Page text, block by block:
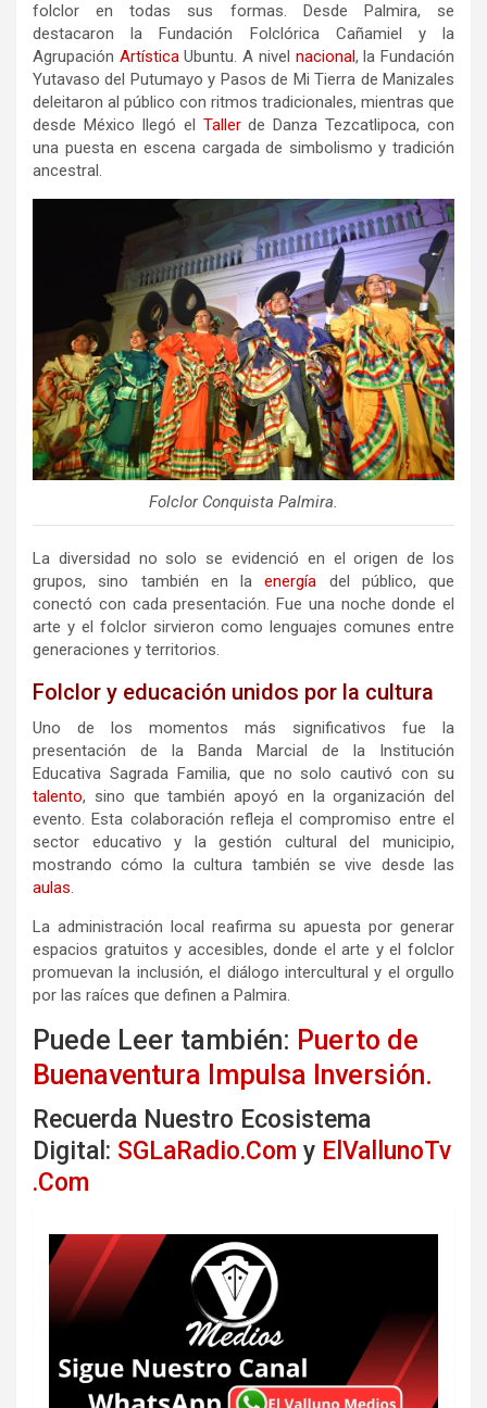
folclor en todas sus formas. Desde Palmira, se
destacaron la Fundación Folclórica Cañamiel y la
Agrupación ArtísticaUbuntu. A nivel nacional, la Fundación
Yutavaso del Putumayo y Pasos de Mi Tierra de Manizales
deleitaron al público con ritmos tradicionales, mientras que
desde México llegó el Tallerde Danza Tezcatlipoca, con
una puesta en escena cargada de simbolismo y tradición
ancestral.
Folclor Conquista Palmira.
La diversidad no solo se evidenció en el origen de los
grupos, sino también en laenergía del público, que
conectó con cada presentación. Fue una noche donde el
arte y el folclor sirvieron como lenguajes comunes entre
generaciones y territorios.
Folclor y educación unidos por la cultura
Uno de los momentos más significativos fue la
presentación de la Banda Marcial de la Institución
Educativa Sagrada Familia, que no solo cautivó con su
talento, sino que también apoyó en la organización del
evento. Esta colaboración refleja el compromiso entre el
sector educativo y la gestión cultural del municipio,
mostrando cómo la cultura también se vive desde las
aulas.
La administración local reafirma su apuesta por generar
espacios gratuitos y accesibles, donde el arte y el folclor
promuevan la inclusión, el diálogo intercultural y el orgullo
por las raíces que definen a Palmira.
Puede Leer también: Puerto de
Buenaventura Impulsa Inversión.
Recuerda Nuestro Ecosistema
Digital: SGLaRadio.Com y ElVallunoTv
.Com